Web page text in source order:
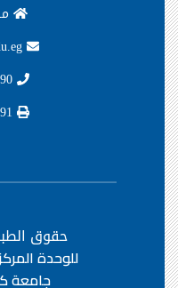
حقوق
للوحدة
جامعة